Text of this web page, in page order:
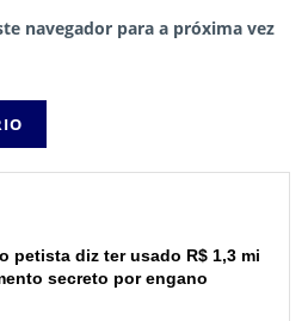
navegador para a próxima vez
petista diz ter usado R$ 1,3 mi
secreto por engano